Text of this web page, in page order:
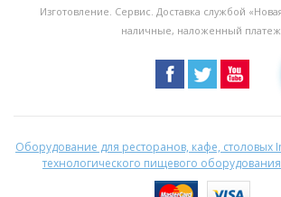
Изготовление. Сервис. Доставка службой
наличные, наложенный
Оборудование для ресторанов, кафе,
технологического пищевого оборудования